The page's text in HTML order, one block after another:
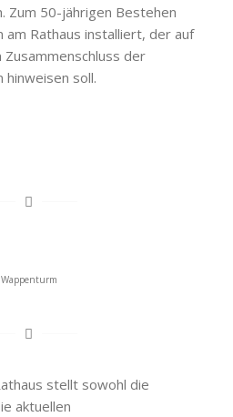
Zum 50-jährigen Bestehen
Rathaus installiert, der auf
der
hinweisen soll.
Wappenturm
stellt sowohl die
aktuellen